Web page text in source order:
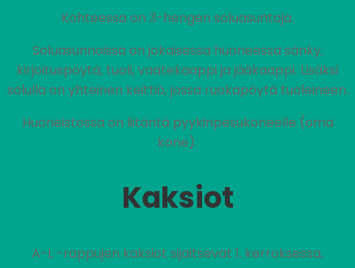
Kohteessa on 3-hengen soluasuntoja.
Soluasunnoissa on jokaisessa huoneessa sänky,
kirjoituspöytä, tuoli, vaatekaappi ja jääkaappi. Lisäksi
solulla on yhteinen keittiö, jossa ruokapöytä tuoleineen.
Huoneistossa on liitäntä pyykinpesukoneelle (oma
kone).
Kaksiot
A-L -rappujen kaksiot sijaitsevat 1. kerroksessa,